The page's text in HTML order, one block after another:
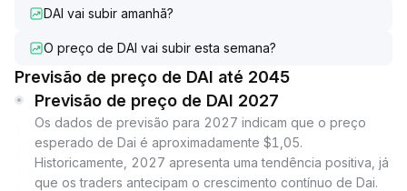
DAI vai subir amanhã?
O preço de DAI vai subir esta semana?
Previsão de preço de DAI até 2045
Previsão de preço de DAI 2027
Os dados de previsão para 2027 indicam que o preço
esperado de Dai é aproximadamente $1,05.
Historicamente, 2027 apresenta uma tendência positiva, já
que os traders antecipam o crescimento contínuo de Dai.